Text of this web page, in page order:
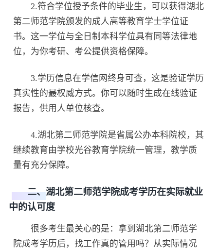
2.符合学位授予条件的毕业生，可以获得湖北
第二师范学院颁发的成人高等教育学士学位证
书。这一学位与全日制本科学位具有同等法律地
位，为你考研、考公提供资格保障。
3.学历信息在学信网终身可查，这是验证学历
真实性的最权威方式。你可以随时生成在线验证
报告，供用人单位核查。
4.湖北第二师范学院是省属公办本科院校，其
继续教育由学校光谷教育学院统一管理，教学质
量有充分保障。
二、湖北第二师范学院成考学历在实际就业
中的认可度
很多考生最关心的是：拿到湖北第二师范学
院成考学历后，找工作真的管用吗？从实际情况